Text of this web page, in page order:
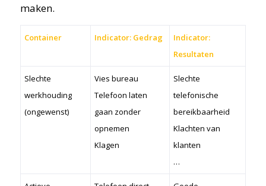
maken.
Container Indicator: Gedrag
Indicator:
Resultaten
Slechte
werkhouding
(ongewenst)
Vies bureau
Telefoon laten
gaan zonder
opnemen
Klagen
Slechte
telefonische
bereikbaarheid
Klachten van
klanten
…